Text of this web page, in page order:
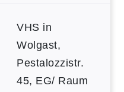
VHS in
Wolgast,
Pestalozzistr.
45, EG/ Raum